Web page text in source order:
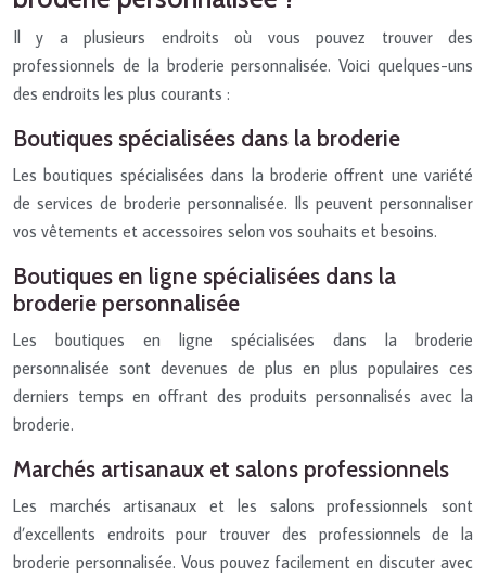
Il y a plusieurs endroits où vous pouvez trouver des
professionnels de la broderie personnalisée. Voici quelques-uns
des endroits les plus courants :
Boutiques spécialisées dans la broderie
Les boutiques spécialisées dans la broderie offrent une variété
de services de broderie personnalisée. Ils peuvent personnaliser
vos vêtements et accessoires selon vos souhaits et besoins.
Boutiques en ligne spécialisées dans la
broderie personnalisée
Les boutiques en ligne spécialisées dans la broderie
personnalisée sont devenues de plus en plus populaires ces
derniers temps en offrant des produits personnalisés avec la
broderie.
Marchés artisanaux et salons professionnels
Les marchés artisanaux et les salons professionnels sont
d’excellents endroits pour trouver des professionnels de la
broderie personnalisée. Vous pouvez facilement en discuter avec